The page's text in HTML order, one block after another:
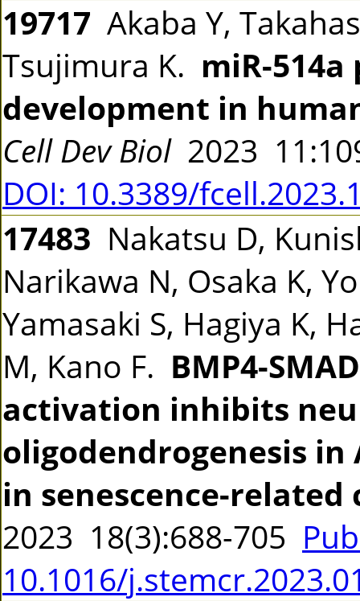
19717 Akaba Y,
Tsujimura K. miR-
development in
Cell Dev Biol2023
DOI: 10.3389/
17483 Nakatsu D,
Narikawa N, Osaka K,
Yamasaki S, Hagiya K,
M, Kano F. BMP4-
activation inhibits
oligodendrogenesis in
in senescence-
2023 18(3):688-705
10.1016/